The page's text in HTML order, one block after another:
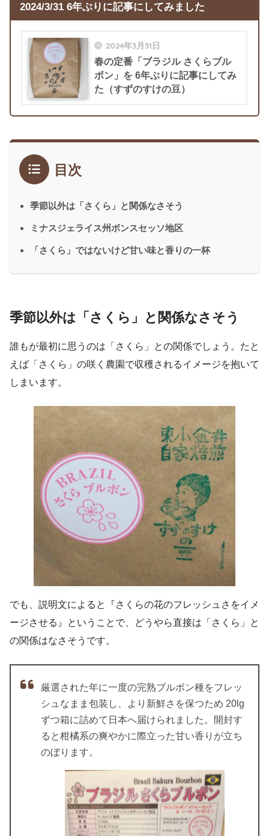
2024/3/31 6年ぶりに記事にしてみました
2024年3月31日
春の定番「ブラジル さくらブル
ボン」を 6年ぶりに記事にしてみ
た（すずのすけの豆）
目次
季節以外は「さくら」と関係なさそう
ミナスジェライス州ボンスセッソ地区
「さくら」ではないけど甘い味と香りの一杯
季節以外は「さくら」と関係なさそう
誰もが最初に思うのは「さくら」との関係でしょう。たと
えば「さくら」の咲く農園で収穫されるイメージを抱いて
しまいます。
でも、説明文によると『さくらの花のフレッシュさをイメ
ージさせる』ということで、どうやら直接は「さくら」と
の関係はなさそうです。
厳選された年に一度の完熟ブルボン種をフレッ
シュなまま包装し、より新鮮さを保つため 20lg
ずつ箱に詰めて日本へ届けられました。開封す
ると柑橘系の爽やかに際立った甘い香りが立ち
のぼります。